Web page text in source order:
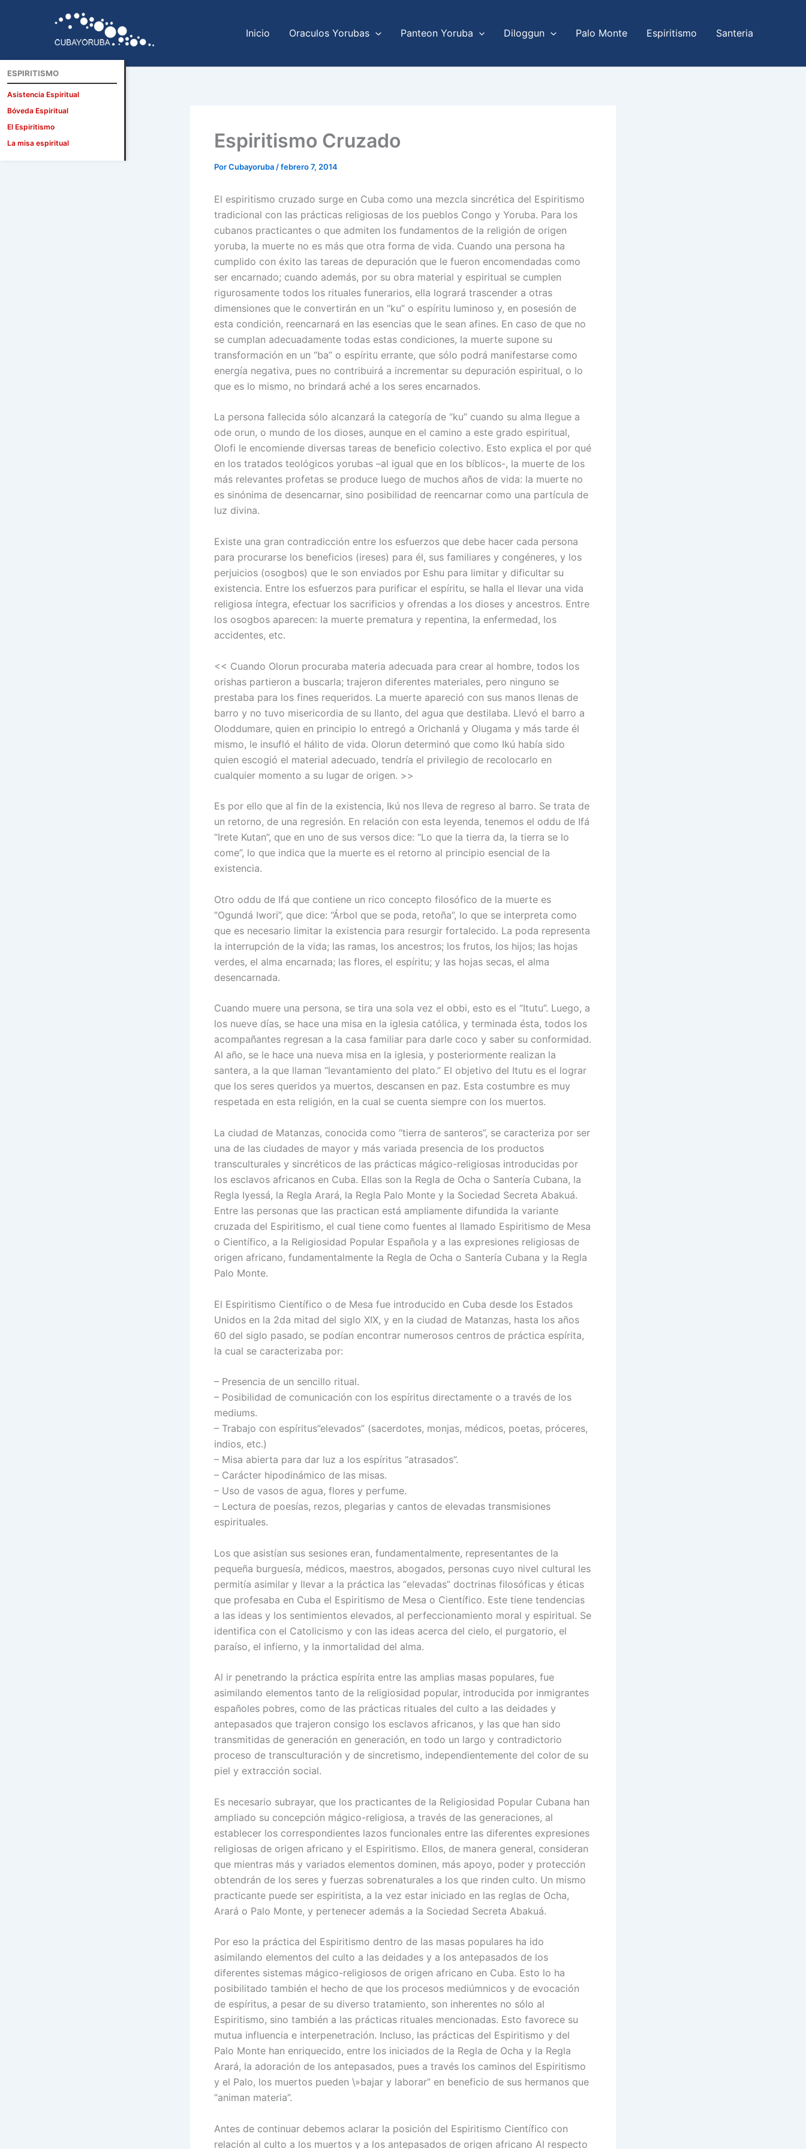
Inicio Oraculos Yorubas Panteon Yoruba Diloggun Palo Monte Espiritismo Santeria
Espiritismo Cruzado
PorCubayoruba /febrero 7, 2014
El espiritismo cruzado surge en Cuba como una mezcla sincrética del Espiritismo
tradicional con las prácticas religiosas de los pueblos Congo y Yoruba. Para los
cubanos practicantes o que admiten los fundamentos de la religión de origen
yoruba, la muerte no es más que otra forma de vida. Cuando una persona ha
cumplido con éxito las tareas de depuración que le fueron encomendadas como
ser encarnado; cuando además, por su obra material y espiritual se cumplen
rigurosamente todos los rituales funerarios, ella logrará trascender a otras
dimensiones que le convertirán en un “ku” o espíritu luminoso y, en posesión de
esta condición, reencarnará en las esencias que le sean afines. En caso de que no
se cumplan adecuadamente todas estas condiciones, la muerte supone su
transformación en un “ba” o espíritu errante, que sólo podrá manifestarse como
energía negativa, pues no contribuirá a incrementar su depuración espiritual, o lo
que es lo mismo, no brindará aché a los seres encarnados.
La persona fallecida sólo alcanzará la categoría de “ku” cuando su alma llegue a
ode orun, o mundo de los dioses, aunque en el camino a este grado espiritual,
Olofi le encomiende diversas tareas de beneficio colectivo. Esto explica el por qué
en los tratados teológicos yorubas –al igual que en los bíblicos-, la muerte de los
más relevantes profetas se produce luego de muchos años de vida: la muerte no
es sinónima de desencarnar, sino posibilidad de reencarnar como una partícula de
luz divina.
Existe una gran contradicción entre los esfuerzos que debe hacer cada persona
para procurarse los beneficios (ireses) para él, sus familiares y congéneres, y los
perjuicios (osogbos) que le son enviados por Eshu para limitar y dificultar su
existencia. Entre los esfuerzos para purificar el espíritu, se halla el llevar una vida
religiosa íntegra, efectuar los sacrificios y ofrendas a los dioses y ancestros. Entre
los osogbos aparecen: la muerte prematura y repentina, la enfermedad, los
accidentes, etc.
<< Cuando Olorun procuraba materia adecuada para crear al hombre, todos los
orishas partieron a buscarla; trajeron diferentes materiales, pero ninguno se
prestaba para los fines requeridos. La muerte apareció con sus manos llenas de
barro y no tuvo misericordia de su llanto, del agua que destilaba. Llevó el barro a
Oloddumare, quien en principio lo entregó a Orichanlá y Olugama y más tarde él
mismo, le insufló el hálito de vida. Olorun determinó que como Ikú había sido
quien escogió el material adecuado, tendría el privilegio de recolocarlo en
cualquier momento a su lugar de origen. >>
Es por ello que al fin de la existencia, Ikú nos lleva de regreso al barro. Se trata de
un retorno, de una regresión. En relación con esta leyenda, tenemos el oddu de Ifá
“Irete Kutan”, que en uno de sus versos dice: “Lo que la tierra da, la tierra se lo
come”, lo que indica que la muerte es el retorno al principio esencial de la
existencia.
Otro oddu de Ifá que contiene un rico concepto filosófico de la muerte es
“Ogundá Iwori”, que dice: “Árbol que se poda, retoña”, lo que se interpreta como
que es necesario limitar la existencia para resurgir fortalecido. La poda representa
la interrupción de la vida; las ramas, los ancestros; los frutos, los hijos; las hojas
verdes, el alma encarnada; las flores, el espíritu; y las hojas secas, el alma
desencarnada.
Cuando muere una persona, se tira una sola vez el obbi, esto es el “Itutu”. Luego, a
los nueve días, se hace una misa en la iglesia católica, y terminada ésta, todos los
acompañantes regresan a la casa familiar para darle coco y saber su conformidad.
Al año, se le hace una nueva misa en la iglesia, y posteriormente realizan la
santera, a la que llaman “levantamiento del plato.” El objetivo del Itutu es el lograr
que los seres queridos ya muertos, descansen en paz. Esta costumbre es muy
respetada en esta religión, en la cual se cuenta siempre con los muertos.
La ciudad de Matanzas, conocida como “tierra de santeros”, se caracteriza por ser
una de las ciudades de mayor y más variada presencia de los productos
transculturales y sincréticos de las prácticas mágico-religiosas introducidas por
los esclavos africanos en Cuba. Ellas son la Regla de Ocha o Santería Cubana, la
Regla Iyessá, la Regla Arará, la Regla Palo Monte y la Sociedad Secreta Abakuá.
Entre las personas que las practican está ampliamente difundida la variante
cruzada del Espiritismo, el cual tiene como fuentes al llamado Espiritismo de Mesa
o Científico, a la Religiosidad Popular Española y a las expresiones religiosas de
origen africano, fundamentalmente la Regla de Ocha o Santería Cubana y la Regla
Palo Monte.
El Espiritismo Científico o de Mesa fue introducido en Cuba desde los Estados
Unidos en la 2da mitad del siglo XIX, y en la ciudad de Matanzas, hasta los años
60 del siglo pasado, se podían encontrar numerosos centros de práctica espírita,
la cual se caracterizaba por:
– Presencia de un sencillo ritual.
– Posibilidad de comunicación con los espíritus directamente o a través de los
mediums.
– Trabajo con espíritus”elevados” (sacerdotes, monjas, médicos, poetas, próceres,
indios, etc.)
– Misa abierta para dar luz a los espíritus “atrasados”.
– Carácter hipodinámico de las misas.
– Uso de vasos de agua, flores y perfume.
– Lectura de poesías, rezos, plegarias y cantos de elevadas transmisiones
espirituales.
Los que asistían sus sesiones eran, fundamentalmente, representantes de la
pequeña burguesía, médicos, maestros, abogados, personas cuyo nivel cultural les
permitía asimilar y llevar a la práctica las “elevadas” doctrinas filosóficas y éticas
que profesaba en Cuba el Espiritismo de Mesa o Científico. Este tiene tendencias
a las ideas y los sentimientos elevados, al perfeccionamiento moral y espiritual. Se
identifica con el Catolicismo y con las ideas acerca del cielo, el purgatorio, el
paraíso, el infierno, y la inmortalidad del alma.
Al ir penetrando la práctica espírita entre las amplias masas populares, fue
asimilando elementos tanto de la religiosidad popular, introducida por inmigrantes
españoles pobres, como de las prácticas rituales del culto a las deidades y
antepasados que trajeron consigo los esclavos africanos, y las que han sido
transmitidas de generación en generación, en todo un largo y contradictorio
proceso de transculturación y de sincretismo, independientemente del color de su
piel y extracción social.
Es necesario subrayar, que los practicantes de la Religiosidad Popular Cubana han
ampliado su concepción mágico-religiosa, a través de las generaciones, al
establecer los correspondientes lazos funcionales entre las diferentes expresiones
religiosas de origen africano y el Espiritismo. Ellos, de manera general, consideran
que mientras más y variados elementos dominen, más apoyo, poder y protección
obtendrán de los seres y fuerzas sobrenaturales a los que rinden culto. Un mismo
practicante puede ser espiritista, a la vez estar iniciado en las reglas de Ocha,
Arará o Palo Monte, y pertenecer además a la Sociedad Secreta Abakuá.
Por eso la práctica del Espiritismo dentro de las masas populares ha ido
asimilando elementos del culto a las deidades y a los antepasados de los
diferentes sistemas mágico-religiosos de origen africano en Cuba. Esto lo ha
posibilitado también el hecho de que los procesos mediúmnicos y de evocación
de espíritus, a pesar de su diverso tratamiento, son inherentes no sólo al
Espiritismo, sino también a las prácticas rituales mencionadas. Esto favorece su
mutua influencia e interpenetración. Incluso, las prácticas del Espiritismo y del
Palo Monte han enriquecido, entre los iniciados de la Regla de Ocha y la Regla
Arará, la adoración de los antepasados, pues a través los caminos del Espiritismo
y el Palo, los muertos pueden \»bajar y laborar” en beneficio de sus hermanos que
“animan materia”.
Antes de continuar debemos aclarar la posición del Espiritismo Científico con
relación al culto a los muertos y a los antepasados de origen africano Al respecto
ESPIRITISMO
Asistencia Espiritual
Bóveda Espiritual
El Espiritismo
La misa espiritual